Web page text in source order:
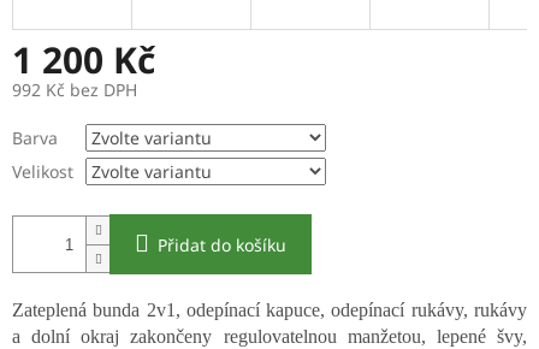
1 200 Kč
992 Kč bez DPH
cena:
Barva
Velikost
Přidat do košíku
Zateplená bunda 2v1, odepínací kapuce, odepínací rukávy, rukávy
a dolní okraj zakončeny regulovatelnou manžetou, lepené švy,